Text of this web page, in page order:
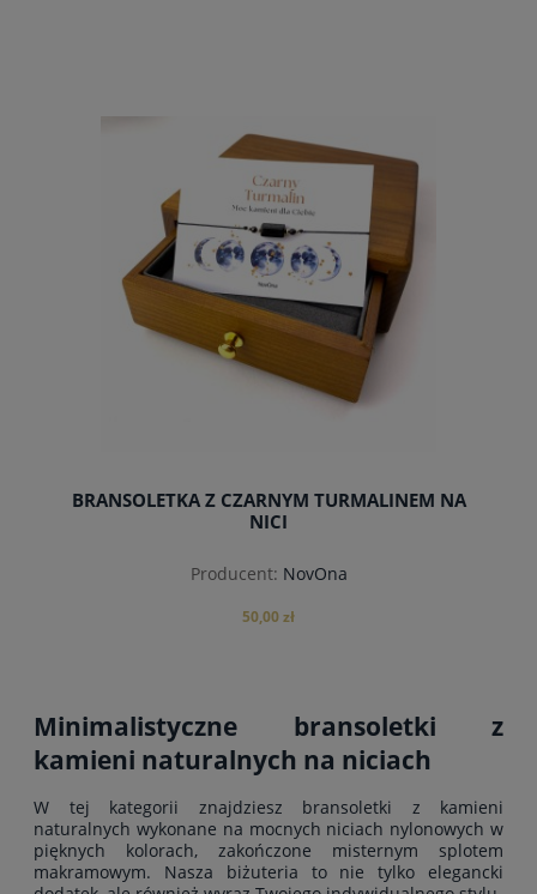
do koszyka
BRANSOLETKA Z CZARNYM TURMALINEM NA
NICI
Producent: NovOna
50,00 zł
do koszyka
Minimalistyczne bransoletki z
kamieni naturalnych na niciach
W tej kategorii znajdziesz bransoletki z kamieni
naturalnych wykonane na mocnych niciach nylonowych w
pięknych kolorach, zakończone misternym splotem
makramowym. Nasza biżuteria to nie tylko elegancki